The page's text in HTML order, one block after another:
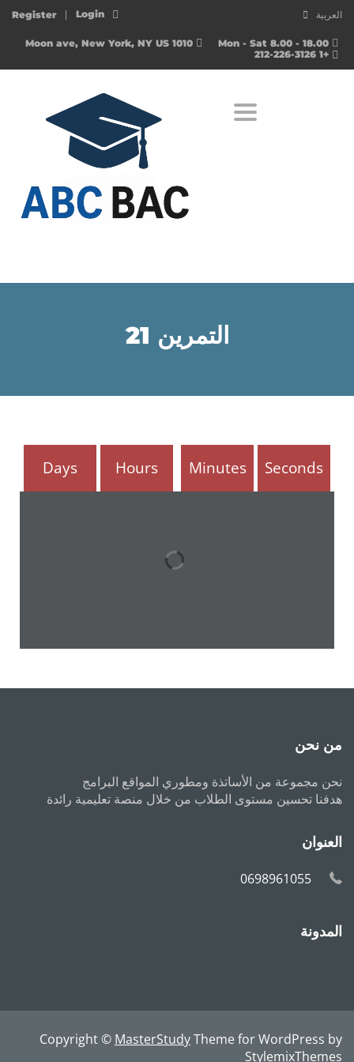
العربية Login
Register
+1 212-226-3126
Toggle navigation
التمرين 21
Days Hours Minutes Seconds
من نحن
نحن مجموعة من الأساتذة ومطوري المواقع البرامج
هدفنا تحسين مستوى الطلاب من خلال منصة تعليمية رائدة
العنوان
0698961055
المدونة
Copyright © MasterStudyTheme for WordPress by
StylemixThemes